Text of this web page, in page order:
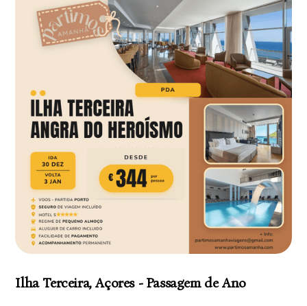
Ilha Terceira, Açores - Passagem de Ano